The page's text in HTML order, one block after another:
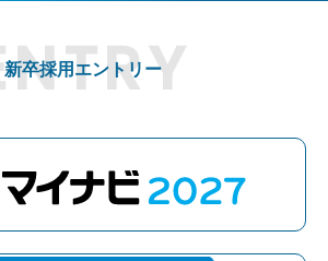
新卒採用エントリー